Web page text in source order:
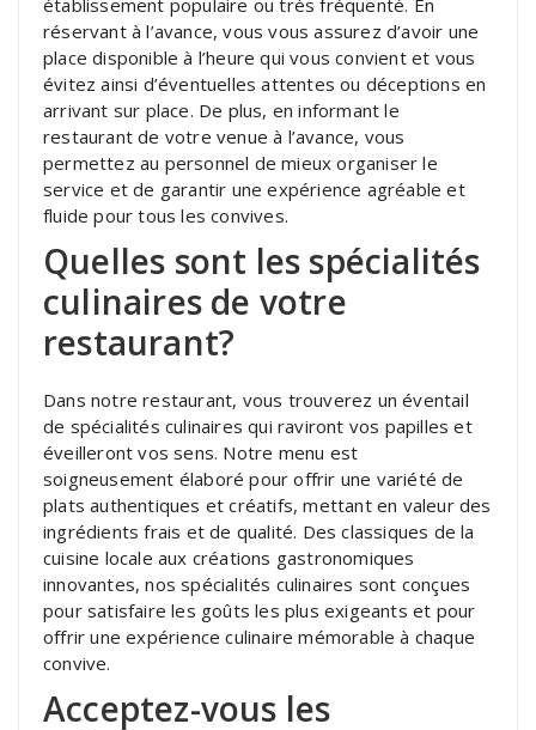
établissement populaire ou très fréquenté. En
réservant à l’avance, vous vous assurez d’avoir une
place disponible à l’heure qui vous convient et vous
évitez ainsi d’éventuelles attentes ou déceptions en
arrivant sur place. De plus, en informant le
restaurant de votre venue à l’avance, vous
permettez au personnel de mieux organiser le
service et de garantir une expérience agréable et
fluide pour tous les convives.
Quelles sont les spécialités
culinaires de votre
restaurant?
Dans notre restaurant, vous trouverez un éventail
de spécialités culinaires qui raviront vos papilles et
éveilleront vos sens. Notre menu est
soigneusement élaboré pour offrir une variété de
plats authentiques et créatifs, mettant en valeur des
ingrédients frais et de qualité. Des classiques de la
cuisine locale aux créations gastronomiques
innovantes, nos spécialités culinaires sont conçues
pour satisfaire les goûts les plus exigeants et pour
offrir une expérience culinaire mémorable à chaque
convive.
Acceptez-vous les